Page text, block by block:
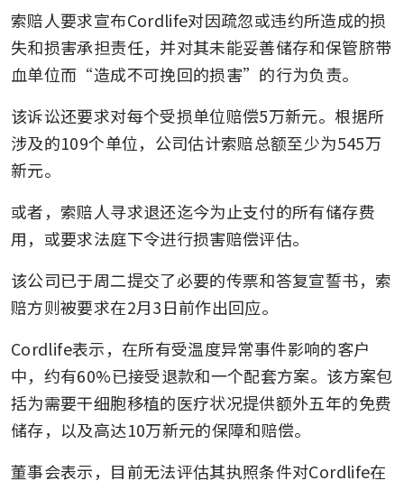
索赔人要求宣布Cordlife对因疏忽或违约所造成的损
失和损害承担责任，并对其未能妥善储存和保管脐带
血单位而“造成不可挽回的损害”的行为负责。
该诉讼还要求对每个受损单位赔偿5万新元。根据所
涉及的109个单位，公司估计索赔总额至少为545万
新元。
或者，索赔人寻求退还迄今为止支付的所有储存费
用，或要求法庭下令进行损害赔偿评估。
该公司已于周二提交了必要的传票和答复宣誓书，索
赔方则被要求在2月3日前作出回应。
Cordlife表示，在所有受温度异常事件影响的客户
中，约有60%已接受退款和一个配套方案。该方案包
括为需要干细胞移植的医疗状况提供额外五年的免费
储存，以及高达10万新元的保障和赔偿。
董事会表示，目前无法评估其执照条件对Cordlife在